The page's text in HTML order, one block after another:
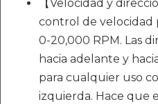
【Velocidad y
control de velocidad
0-20,000 RPM. Las
hacia adelante y
para cualquier uso
izquierda. Hace que